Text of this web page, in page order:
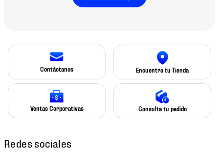
Contáctanos Encuentra tu Tienda
Ventas Corporativas Consulta tu pedido
Redes sociales